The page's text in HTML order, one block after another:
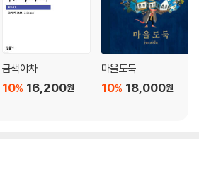
금색야차
16,200원
10%
마을도둑
18,000원
10%